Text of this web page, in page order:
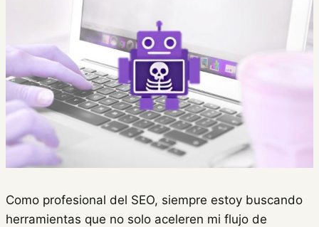
Como profesional del SEO, siempre estoy buscando
herramientas que no solo aceleren mi flujo de